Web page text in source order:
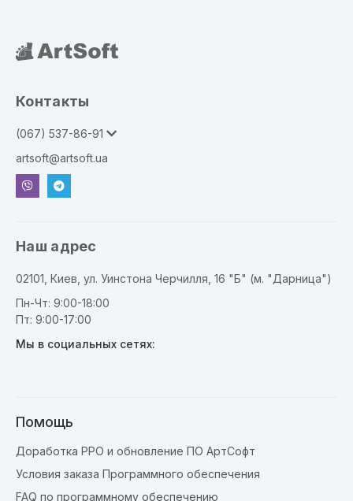
Контакты
(067) 537-86-91
artsoft@artsoft.ua
Наш адрес
02101, Киев, ул. Уинстона Черчилля, 16 "Б" (м. "Дарница")
Пн-Чт: 9:00-18:00
Пт: 9:00-17:00
Мы в социальных сетях:
Помощь
Доработка РРО и обновление ПО АртСофт
Условия заказа Программного обеспечения
FAQ по программному обеспечению